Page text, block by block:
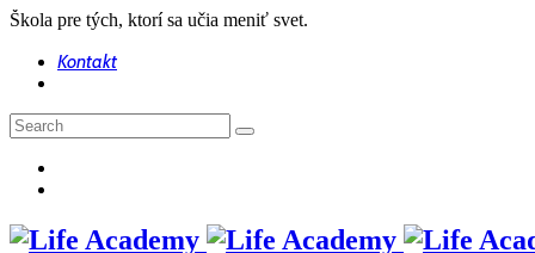
Škola pre tých, ktorí sa učia meniť svet.
Kontakt